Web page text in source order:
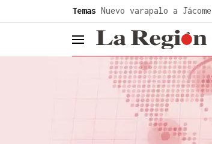
Temas Nuevo varapalo a Jácome
header.menu.open